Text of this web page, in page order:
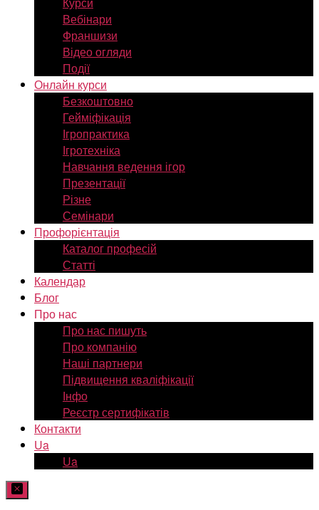
Вебінари
Франшизи
Відео огляди
Події
Онлайн курси
Безкоштовно
Гейміфікація
Ігропрактика
Ігротехніка
Навчання ведення ігор
Презентації
Різне
Семінари
Профорієнтація
Каталог професій
Статті
Календар
Блог
Про нас
Про нас пишуть
Про компанію
Наші партнери
Підвищення кваліфікації
Інфо
Реєстр сертифікатів
Контакти
Ua
Ua